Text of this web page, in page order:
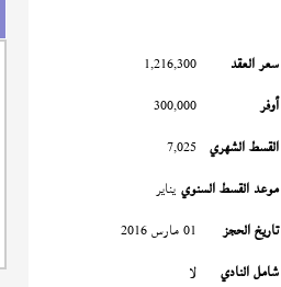
سعر العقد
1,216,300
أوفر
300,000
القسط الشهري 7,025
موعد القسط السنوي يناير
تاريخ الحجز
01 مارس 2016
شامل النادي لا